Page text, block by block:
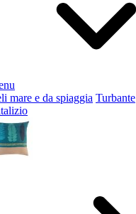
mare e da spiaggia Turbante